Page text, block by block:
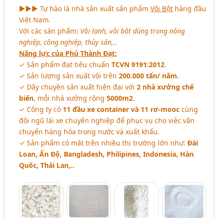
►►► Tự hào là nhà sản xuất sản phẩmVôi Bột hàng đầu
Việt Nam.
Với các sản phẩm: Vôi lạnh, vôi bột dùng trong nông
nghiệp, công nghiệp, thủy sản,..
Năng lực của Phú Thành Đạt:
✓ Sản phẩm đạt tiêu chuẩnTCVN 9191:2012.
✓ Sản lượng sản xuất vôi trên200.000 tấn/ năm.
✓ Dây chuyền sản xuất hiện đại với2 nhà xưởng chế
biến, mỗi nhà xưởng rộng5000m2.
✓ Công ty có 11 đầu xe container và 11 rơ-mooc cùng
đội ngũ lái xe chuyên nghiệp để phục vụ cho việc vận
chuyển hàng hóa trong nước và xuất khẩu.
✓ Sản phẩm có mặt trên nhiều thị trường lớn như:Đài
Loan, Ấn Độ, Bangladesh, Philipines, Indonesia, Hàn
Quốc, Thái Lan,..